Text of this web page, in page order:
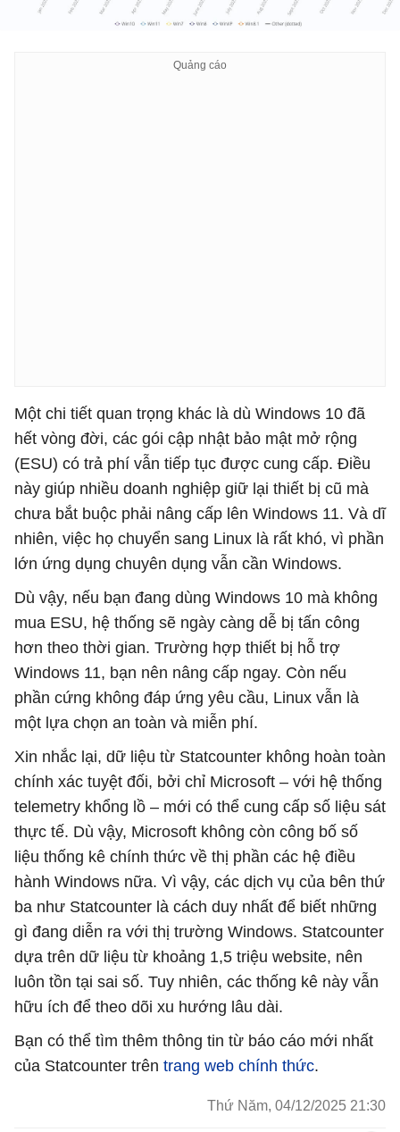
Một chi tiết quan trọng khác là dù Windows 10 đã
hết vòng đời, các gói cập nhật bảo mật mở rộng
(ESU) có trả phí vẫn tiếp tục được cung cấp. Điều
này giúp nhiều doanh nghiệp giữ lại thiết bị cũ mà
chưa bắt buộc phải nâng cấp lên Windows 11. Và dĩ
nhiên, việc họ chuyển sang Linux là rất khó, vì phần
lớn ứng dụng chuyên dụng vẫn cần Windows.
Dù vậy, nếu bạn đang dùng Windows 10 mà không
mua ESU, hệ thống sẽ ngày càng dễ bị tấn công
hơn theo thời gian. Trường hợp thiết bị hỗ trợ
Windows 11, bạn nên nâng cấp ngay. Còn nếu
phần cứng không đáp ứng yêu cầu, Linux vẫn là
một lựa chọn an toàn và miễn phí.
Xin nhắc lại, dữ liệu từ Statcounter không hoàn toàn
chính xác tuyệt đối, bởi chỉ Microsoft – với hệ thống
telemetry khổng lồ – mới có thể cung cấp số liệu sát
thực tế. Dù vậy, Microsoft không còn công bố số
liệu thống kê chính thức về thị phần các hệ điều
hành Windows nữa. Vì vậy, các dịch vụ của bên thứ
ba như Statcounter là cách duy nhất để biết những
gì đang diễn ra với thị trường Windows. Statcounter
dựa trên dữ liệu từ khoảng 1,5 triệu website, nên
luôn tồn tại sai số. Tuy nhiên, các thống kê này vẫn
hữu ích để theo dõi xu hướng lâu dài.
Bạn có thể tìm thêm thông tin từ báo cáo mới nhất
của Statcounter trên trang web chính thức.
Thứ Năm, 04/12/2025 21:30